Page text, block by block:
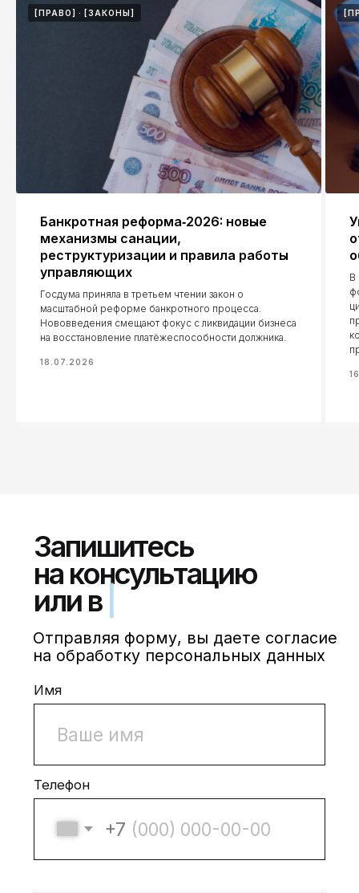
[ПРАВО] [ЗАКОНЫ]
Банкротная реформа‑2026: новые
механизмы санации,
реструктуризации и правила работы
управляющих
Госдума приняла в третьем чтении закон о
масштабной реформе банкротного процесса.
Нововведения смещают фокус с ликвидации бизнеса
на восстановление платёжеспособности должника.
18.07.2026
В